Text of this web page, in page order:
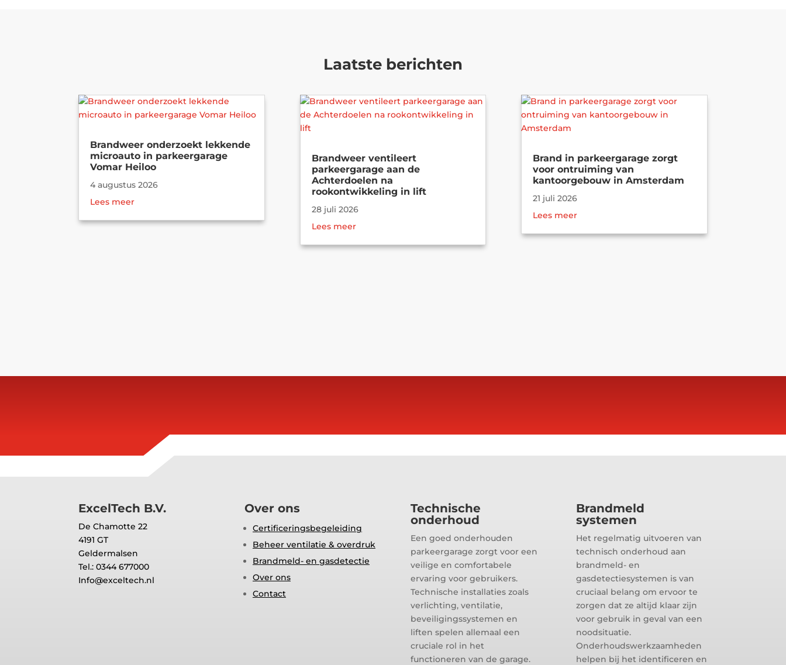
Laatste berichten
Brandweer onderzoekt lekkende
microauto in parkeergarage
Vomar Heiloo
4 augustus 2026
Lees meer
Brandweer ventileert
parkeergarage aan de
Achterdoelen na
rookontwikkeling in lift
28 juli 2026
Lees meer
Brand in parkeergarage zorgt
voor ontruiming van
kantoorgebouw in Amsterdam
21 juli 2026
Lees meer
ExcelTech B.V.
De Chamotte 22
4191 GT
Geldermalsen
Tel.: 0344 677000
Info@exceltech.nl
Over ons
Certificeringsbegeleiding
Beheer ventilatie & overdruk
Brandmeld- en gasdetectie
Over ons
Contact
Technische
onderhoud
Een goed onderhouden
parkeergarage zorgt voor een
veilige en comfortabele
ervaring voor gebruikers.
Technische installaties zoals
verlichting, ventilatie,
beveiligingssystemen en
liften spelen allemaal een
cruciale rol in het
functioneren van de garage.
Brandmeld
systemen
Het regelmatig uitvoeren van
technisch onderhoud aan
brandmeld- en
gasdetectiesystemen is van
cruciaal belang om ervoor te
zorgen dat ze altijd klaar zijn
voor gebruik in geval van een
noodsituatie.
Onderhoudswerkzaamheden
helpen bij het identificeren en